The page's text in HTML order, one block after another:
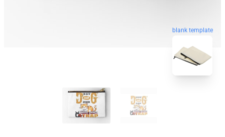
blank template